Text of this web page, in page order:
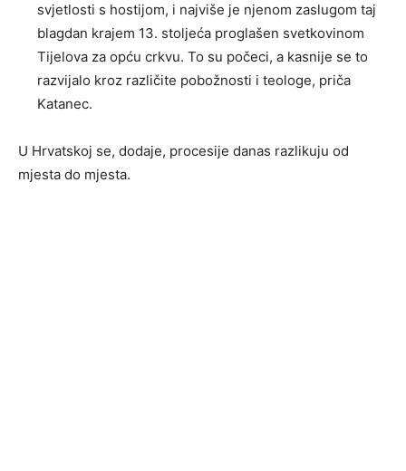
svjetlosti s hostijom, i najviše je njenom zaslugom taj
blagdan krajem 13. stoljeća proglašen svetkovinom
Tijelova za opću crkvu. To su počeci, a kasnije se to
razvijalo kroz različite pobožnosti i teologe, priča
Katanec.
U Hrvatskoj se, dodaje, procesije danas razlikuju od
mjesta do mjesta.